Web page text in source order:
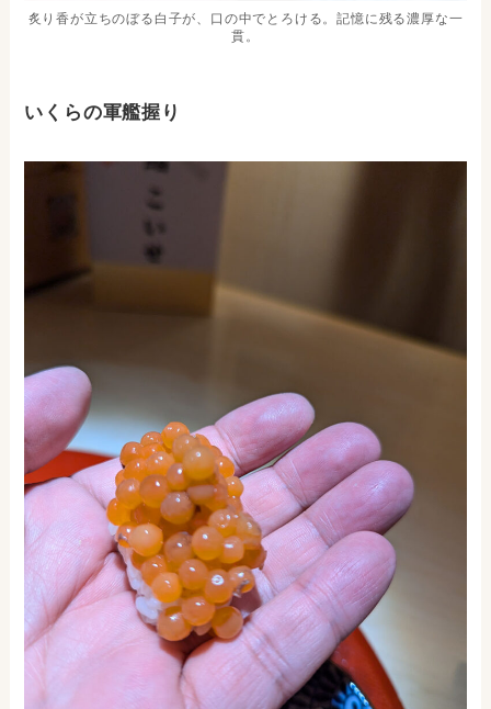
炙り香が立ちのぼる白子が、口の中でとろける。記憶に残る濃厚な一
貫。
いくらの軍艦握り